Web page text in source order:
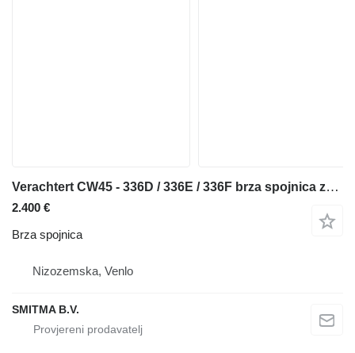
Verachtert CW45 - 336D / 336E / 336F brza spojnica za Caterpillar 336D ,336E, 336F bagera
2.400 €
Brza spojnica
Nizozemska, Venlo
SMITMA B.V.